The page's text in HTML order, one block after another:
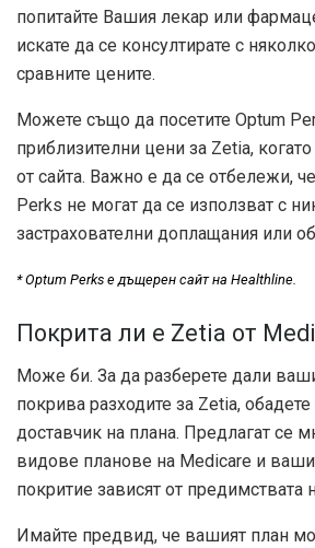
попитайте Вашия лекар или
искате да се консултирате с
сравните цените.
Можете също да посетите Optum
приблизителни цени за Zetia,
от сайта. Важно е да се отбележи,
Perks не могат да се използват с
застрахователни доплащания или
* Optum Perks е дъщерен сайт на Healthline.
Покрита ли е Zetia от
Може би. За да разберете дали
покрива разходите за Zetia,
доставчик на плана. Предлагат се
видове планове на Medicare и
покритие зависят от предимствата
Имайте предвид, че вашият план